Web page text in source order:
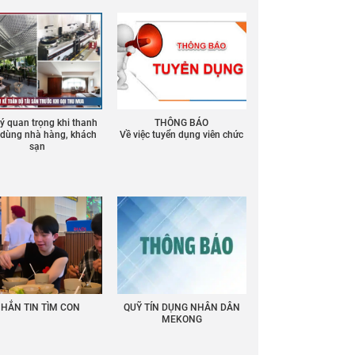
quan trọng khi thanh
nhà hàng, khách
sạn
THÔNG BÁO
Về việc tuyển dụng viên chức
TIN TÌM CON
QUỸ TÍN DỤNG NHÂN DÂN
MEKONG